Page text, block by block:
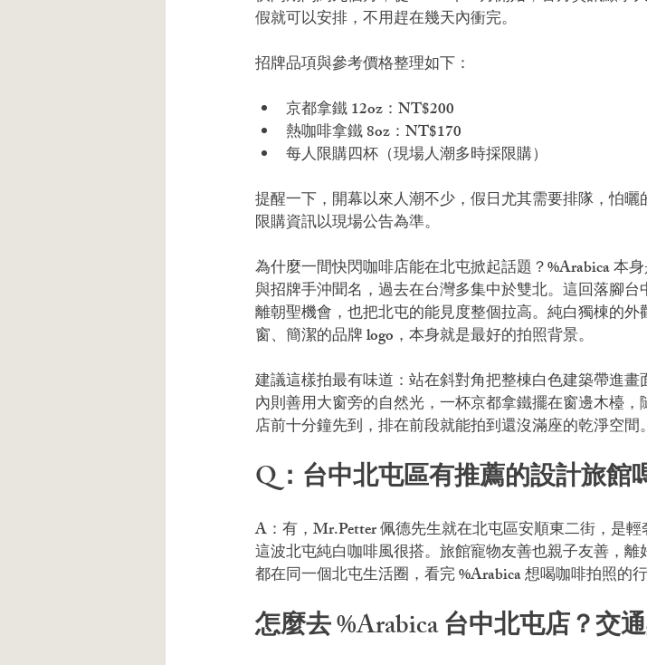
假就可以安排，不用趕在幾天內衝完。
招牌品項與參考價格整理如下：
京都拿鐵 12oz：NT$200
熱咖啡拿鐵 8oz：NT$170
每人限購四杯（現場人潮多時採限購）
提醒一下，開幕以來人潮不少，假日尤其需要排隊，怕
限購資訊以現場公告為準。
為什麼一間快閃咖啡店能在北屯掀起話題？%Arabica 本
與招牌手沖聞名，過去在台灣多集中於雙北。這回落腳
離朝聖機會，也把北屯的能見度整個拉高。純白獨棟的
窗、簡潔的品牌 logo，本身就是最好的拍照背景。
建議這樣拍最有味道：站在斜對角把整棟白色建築帶進
內則善用大窗旁的自然光，一杯京都拿鐵擺在窗邊木檯
店前十分鐘先到，排在前段就能拍到還沒滿座的乾淨空間。
Q：台中北屯區有推薦的設計旅館
A：有，Mr.Petter 佩德先生就在北屯區安順東二街，是
這波北屯純白咖啡風很搭。旅館寵物友善也親子友善，
都在同一個北屯生活圈，看完 %Arabica 想喝咖啡拍照的
怎麼去 %Arabica 台中北屯店？交